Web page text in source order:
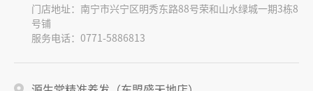
门店地址：南宁市兴宁区明秀东路88号荣和山水绿城一期3栋8
号铺
服务电话：0771-5886813